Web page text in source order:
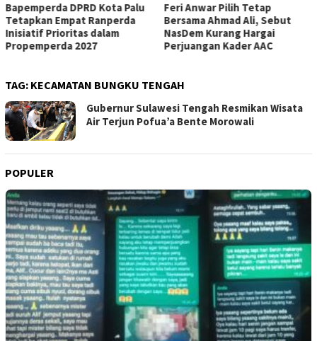
Feri Anwar Pilih Tetap
Bersama Ahmad Ali, Sebut
NasDem Kurang Hargai
Perjuangan Kader AAC
Pengurus Inti DPW Partai
Nasdem Sulteng Resmi
Mengundurkan Diri dari
Kepengurusan
TAG: KECAMATAN BUNGKU TENGAH
Gubernur Sulawesi Tengah Resmikan Wisata
Air Terjun Pofua’a Bente Morowali
POPULER